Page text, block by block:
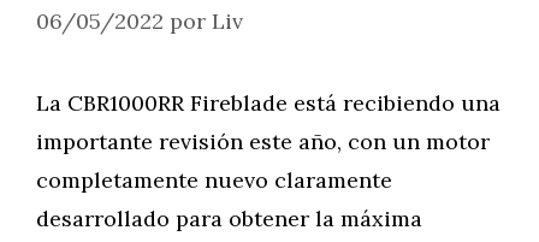
06/05/2022 por Liv
La CBR1000RR Fireblade está recibiendo una
importante revisión este año, con un motor
completamente nuevo claramente
desarrollado para obtener la máxima